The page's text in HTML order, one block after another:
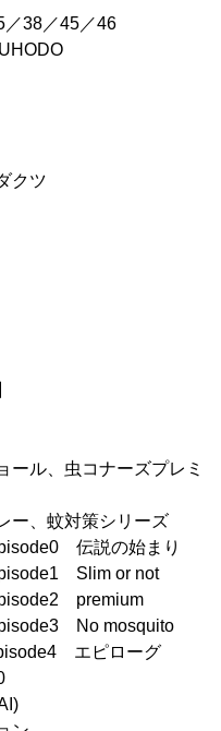
38／45／46
クツ
ル、虫コナーズプレミ
蚊対策シリーズ
伝説の始まり
Slim or not
premium
No mosquito
エピローグ